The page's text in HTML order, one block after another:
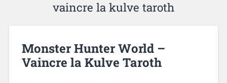
vaincre la kulve taroth
Monster Hunter World –
Vaincre la Kulve Taroth